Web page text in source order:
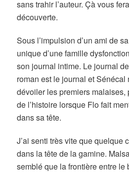
sans trahir l’auteur. Çà vous
découverte.
Sous l’impulsion d’un ami de
unique d’une famille
son journal intime. Le journal
roman est le journal et Sénécal
dévoiler les premiers
de l’histoire lorsque Flo fait
dans sa tête.
J’ai senti très vite que quelque
dans la tête de la gamine.
semblé que la frontière entre le